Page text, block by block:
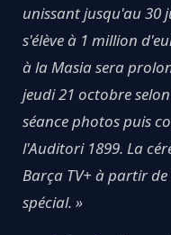
unissant jusqu'au 30
s'élève à 1 million
à la Masia sera
jeudi 21 octobre
séance photos puis
l'Auditori 1899. La
Barça TV+ à partir
spécial. »